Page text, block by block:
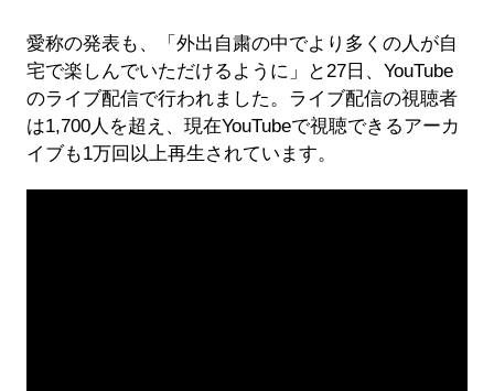
愛称の発表も、「外出自粛の中でより多くの人が自
宅で楽しんでいただけるように」と27日、YouTube
のライブ配信で行われました。ライブ配信の視聴者
は1,700人を超え、現在YouTubeで視聴できるアーカ
イブも1万回以上再生されています。